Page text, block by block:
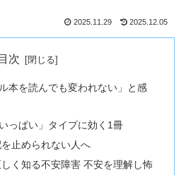
2025.11.29 2025.12.05
目次
本を読んでも変われない」と感
っぱい」タイプに効く1冊
止められない人へ
く知る不安障害 不安を理解し怖